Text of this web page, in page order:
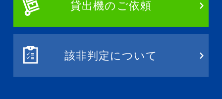
貸出機のご依頼
該非判定について